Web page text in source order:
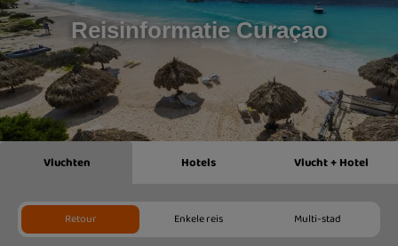
Reisinformatie Curaçao